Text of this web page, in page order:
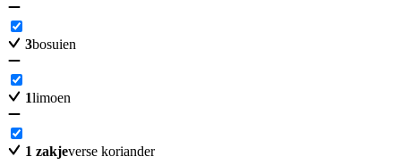
3bosuien
1limoen
1 zakjeverse koriander